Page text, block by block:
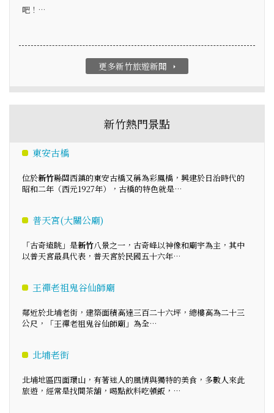
吧！…
更多新竹旅遊新聞 arrow_right
新竹熱門景點
東安古橋
位於新竹縣關西鎮的東安古橋又稱為彩鳳橋，興建於日治時代的
昭和二年（西元1927年），古橋的特色就是…
普天宮(大關公廟)
「古奇遠眺」是新竹八景之一，古奇峰以神像和廟宇為主，其中
以普天宮最具代表，普天宮於民國五十六年…
王禪老祖鬼谷仙師廟
鄰近於北埔老街，建築面積高達三百二十六坪，總樓高為二十三
公尺，「王禪老祖鬼谷仙師廟」為全…
北埔老街
北埔地區四面環山，有著迷人的風情與獨特的美食，多數人來此
旅遊，經常是找間茶舖，喝點飲料吃頓飯，…